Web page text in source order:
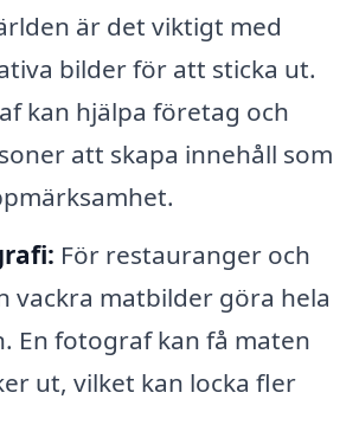
är det viktigt med
bilder för att sticka ut.
kan hjälpa företag och
att skapa innehåll som
För restauranger och
vackra matbilder göra hela
En fotograf kan få maten
ut, vilket kan locka fler